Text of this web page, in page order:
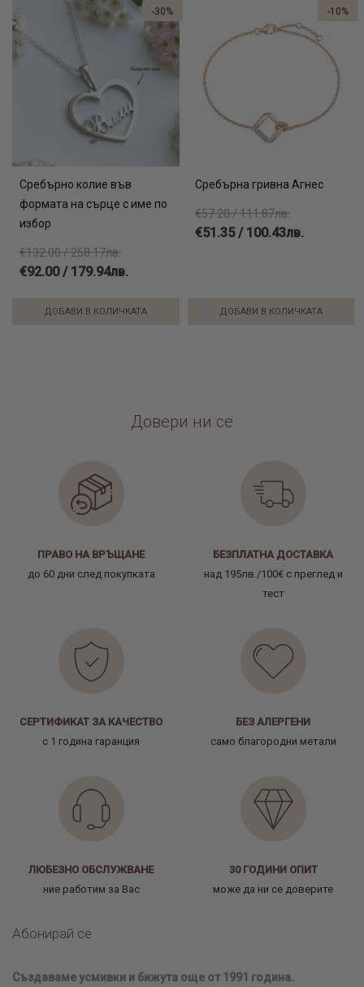
Сребърно колие във
формата на сърце с име по
избор
€132.00 / 258.17лв.
€92.00 / 179.94лв.
ДОБАВИ В КОЛИЧКАТА
-30%
Сребърна гривна Агнес
€57.20 / 111.87лв.
€51.35 / 100.43лв.
ДОБАВИ В КОЛИЧКАТА
-10%
Довери ни се
ПРАВО НА ВРЪЩАНЕ
до 60 дни след покупката
БЕЗПЛАТНА ДОСТАВКА
над 195лв./100€ с преглед и
тест
СЕРТИФИКАТ ЗА КАЧЕСТВО
с 1 година гаранция
БЕЗ АЛЕРГЕНИ
само благородни метали
ЛЮБЕЗНО ОБСЛУЖВАНЕ
ние работим за Вас
30 ГОДИНИ ОПИТ
може да ни се доверите
Абонирай се
Създаваме усмивки и бижута още от 1991 година.